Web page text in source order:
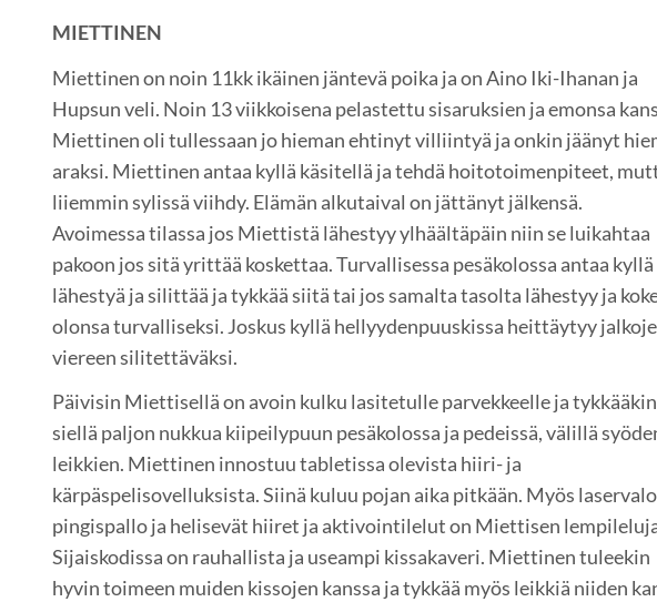
MIETTINEN
Miettinen on noin 11kk ikäinen jäntevä poika ja on Aino Iki-Ihanan ja
Hupsun veli. Noin 13 viikkoisena pelastettu sisaruksien ja emonsa
Miettinen oli tullessaan jo hieman ehtinyt villiintyä ja onkin jäänyt
araksi. Miettinen antaa kyllä käsitellä ja tehdä hoitotoimenpiteet,
liiemmin sylissä viihdy. Elämän alkutaival on jättänyt jälkensä.
Avoimessa tilassa jos Miettistä lähestyy ylhäältäpäin niin se luikahtaa
pakoon jos sitä yrittää koskettaa. Turvallisessa pesäkolossa antaa kyllä
lähestyä ja silittää ja tykkää siitä tai jos samalta tasolta lähestyy ja
olonsa turvalliseksi. Joskus kyllä hellyydenpuuskissa heittäytyy
viereen silitettäväksi.
Päivisin Miettisellä on avoin kulku lasitetulle parvekkeelle ja tykkääkin
siellä paljon nukkua kiipeilypuun pesäkolossa ja pedeissä, välillä
leikkien. Miettinen innostuu tabletissa olevista hiiri- ja
kärpäspelisovelluksista. Siinä kuluu pojan aika pitkään. Myös
pingispallo ja helisevät hiiret ja aktivointilelut on Miettisen
Sijaiskodissa on rauhallista ja useampi kissakaveri. Miettinen tuleekin
hyvin toimeen muiden kissojen kanssa ja tykkää myös leikkiä niiden